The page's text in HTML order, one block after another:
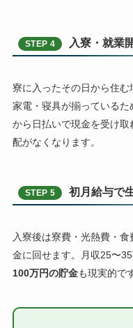
STEP 4 入寮・就業
寮に入ったその日から住む
家電・寝具が揃っているた
から日払いで現金を受け
配がなくなります。
STEP 5 初月給与で
入寮後は寮費・光熱費・
金に回せます。月収25〜
100万円の貯金も現実的で